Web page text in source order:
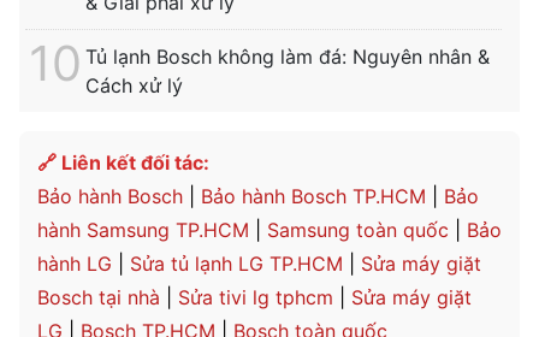
Tủ lạnh Bosch không làm đá: Nguyên nhân &
Cách xử lý
🔗 Liên kết đối tác:
Bảo hành Bosch
Bảo hành Bosch TP.HCM
Bảo
hành Samsung TP.HCM
Samsung toàn quốc
Bảo
hành LG
Sửa tủ lạnh LG TP.HCM
Sửa máy giặt
Bosch tại nhà
Sửa tivi lg tphcm
Sửa máy giặt
LG
Bosch TP.HCM Bosch toàn quốc